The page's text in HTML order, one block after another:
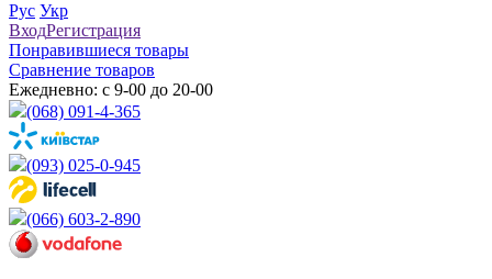
Рус Укр
ВходРегистрация
Понравившиеся товары
Сравнение товаров
Ежедневно: с 9-00 до 20-00
(068) 091-4-365
(093) 025-0-945
(066) 603-2-890